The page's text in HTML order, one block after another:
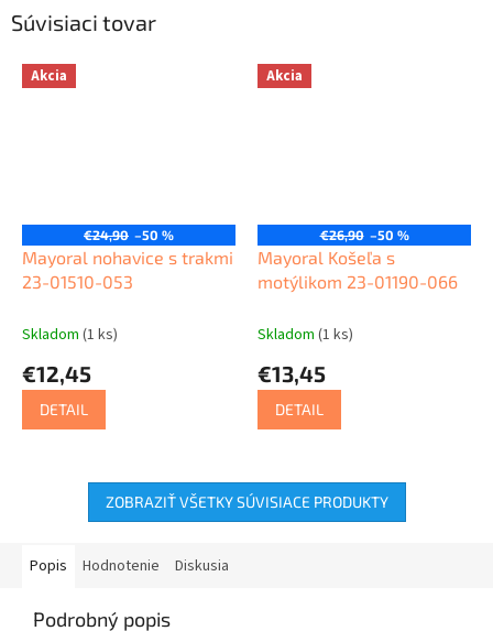
Súvisiaci tovar
Akcia
€24,90 –50 %
Mayoral nohavice s trakmi
23-01510-053
Skladom (1 ks)
€12,45
DETAIL
Akcia
€26,90 –50 %
Mayoral Košeľa s
motýlikom 23-01190-066
Skladom (1 ks)
€13,45
DETAIL
ZOBRAZIŤ VŠETKY SÚVISIACE PRODUKTY
Popis Hodnotenie Diskusia
Podrobný popis